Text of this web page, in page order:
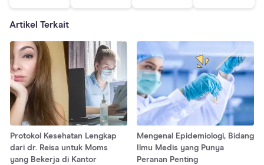
Artikel Terkait
Protokol Kesehatan Lengkap
dari dr. Reisa untuk Moms
yang Bekerja di Kantor
Mengenal Epidemiologi, Bidang
Ilmu Medis yang Punya
Peranan Penting